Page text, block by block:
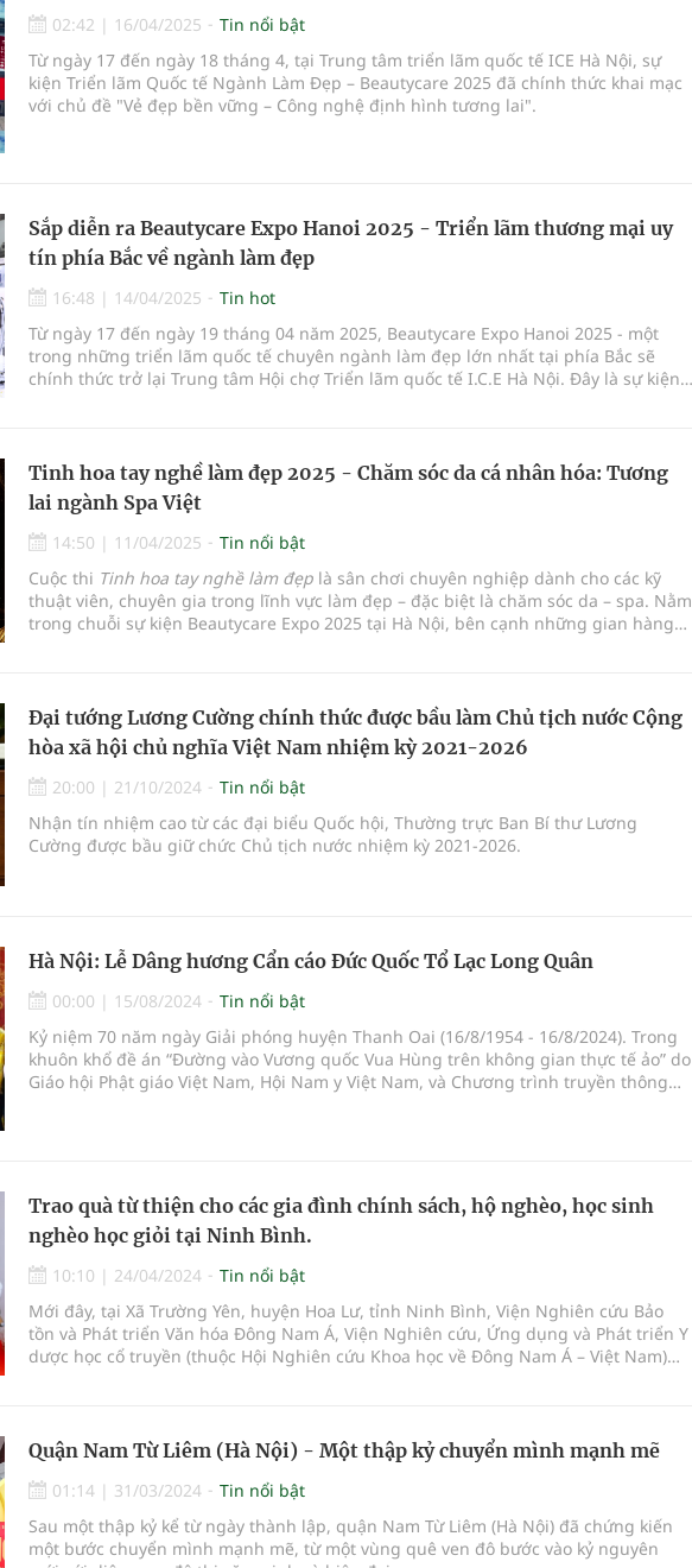
02:42 | 16/04/2025
Tin nổi bật
Từ ngày 17 đến ngày 18 tháng 4, tại Trung tâm triển lãm quốc tế ICE Hà Nội, sự
kiện Triển lãm Quốc tế Ngành Làm Đẹp – Beautycare 2025 đã chính thức khai mạc
với chủ đề "Vẻ đẹp bền vững – Công nghệ định hình tương lai".
Sắp diễn ra Beautycare Expo Hanoi 2025 - Triển lãm thương mại uy
tín phía Bắc về ngành làm đẹp
16:48 | 14/04/2025
Tin hot
Từ ngày 17 đến ngày 19 tháng 04 năm 2025, Beautycare Expo Hanoi 2025 - một
trong những triển lãm quốc tế chuyên ngành làm đẹp lớn nhất tại phía Bắc sẽ
chính thức trở lại Trung tâm Hội chợ Triển lãm quốc tế I.C.E Hà Nội. Đây là sự kiện
Tinh hoa tay nghề làm đẹp 2025 - Chăm sóc da cá nhân hóa: Tương
lai ngành Spa Việt
14:50 | 11/04/2025
Tin nổi bật
Cuộc thi Tinh hoa tay nghề làm đẹp là sân chơi chuyên nghiệp dành cho các kỹ
thuật viên, chuyên gia trong lĩnh vực làm đẹp – đặc biệt là chăm sóc da – spa. Nằm
trong chuỗi sự kiện Beautycare Expo 2025 tại Hà Nội, bên cạnh những gian hàng
Đại tướng Lương Cường chính thức được bầu làm Chủ tịch nước Cộng
hòa xã hội chủ nghĩa Việt Nam nhiệm kỳ 2021-2026
20:00 | 21/10/2024
Tin nổi bật
Nhận tín nhiệm cao từ các đại biểu Quốc hội, Thường trực Ban Bí thư Lương
Cường được bầu giữ chức Chủ tịch nước nhiệm kỳ 2021-2026.
Hà Nội: Lễ Dâng hương Cẩn cáo Đức Quốc Tổ Lạc Long Quân
00:00 | 15/08/2024
Tin nổi bật
Kỷ niệm 70 năm ngày Giải phóng huyện Thanh Oai (16/8/1954 - 16/8/2024). Trong
khuôn khổ đề án “Đường vào Vương quốc Vua Hùng trên không gian thực tế ảo” do
Giáo hội Phật giáo Việt Nam, Hội Nam y Việt Nam, và Chương trình truyền thông
Trao quà từ thiện cho các gia đình chính sách, hộ nghèo, học sinh
nghèo học giỏi tại Ninh Bình.
10:10 | 24/04/2024
Tin nổi bật
Mới đây, tại Xã Trường Yên, huyện Hoa Lư, tỉnh Ninh Bình, Viện Nghiên cứu Bảo
tồn và Phát triển Văn hóa Đông Nam Á, Viện Nghiên cứu, Ứng dụng và Phát triển Y
dược học cổ truyền (thuộc Hội Nghiên cứu Khoa học về Đông Nam Á – Việt Nam)
Quận Nam Từ Liêm (Hà Nội) - Một thập kỷ chuyển mình mạnh mẽ
01:14 | 31/03/2024
Tin nổi bật
Sau một thập kỷ kể từ ngày thành lập, quận Nam Từ Liêm (Hà Nội) đã chứng kiến
một bước chuyển mình mạnh mẽ, từ một vùng quê ven đô bước vào kỷ nguyên